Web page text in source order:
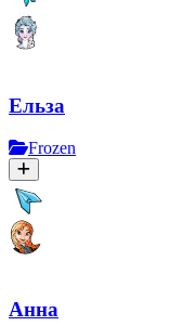
Ельза
Frozen
Анна